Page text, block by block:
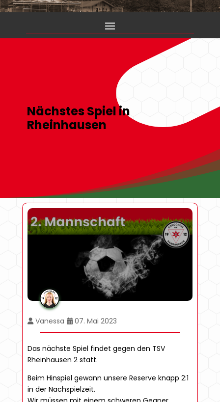
Nächstes Spiel in
Rheinhausen
Vanessa 07. Mai 2023
Das nächste Spiel findet gegen den TSV
Rheinhausen 2 statt.
Beim Hinspiel gewann unsere Reserve knapp 2:1
in der Nachspielzeit.